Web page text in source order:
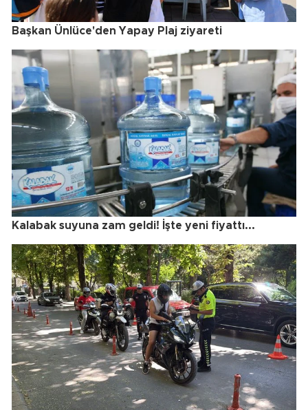
Başkan Ünlüce'den Yapay Plaj ziyareti
Kalabak suyuna zam geldi! İşte yeni fiyattı...